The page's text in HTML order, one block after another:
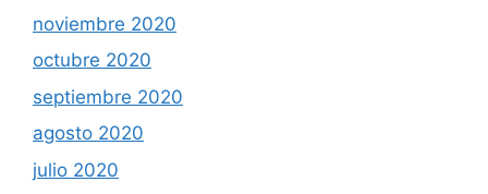
noviembre 2020
octubre 2020
septiembre 2020
agosto 2020
julio 2020